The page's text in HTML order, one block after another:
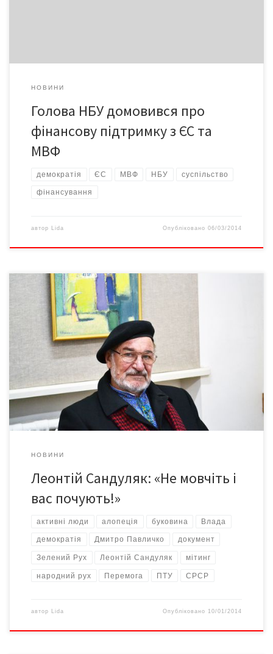
НОВИНИ
Голова НБУ домовився про
фінансову підтримку з ЄС та
МВФ
демократія ЄС МВФ НБУ суспільство
фінансування
автор Lida Опубліковано06/03/2014
Так називається одна із книг відомого громадсько-політичного
діяча, професора Леонтія Сандуляка. Ця публікація по суті є
літописом незалежної України, адже створена безпосереднім
учасником тих подій. Леонтій Сандуляк був одним із
засновників Народного Руху України, першим головою
Зеленого Руху Буковини, першим демократично обраним
народним депутатом СРСР від Чернівців, а також одним […]
НОВИНИ
Леонтій Сандуляк: «Не мовчіть і
вас почують!»
активні люди алопеція буковина Влада
демократія Дмитро Павличко документ
Зелений Рух Леонтій Сандуляк мітинг
народний рух Перемога ПТУ СРСР
автор Lida Опубліковано 10/01/2014